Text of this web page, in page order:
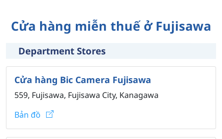
Cửa hàng miễn thuế ở Fujisawa
Department Stores
Cửa hàng Bic Camera Fujisawa
559, Fujisawa, Fujisawa City, Kanagawa
Bản đồ